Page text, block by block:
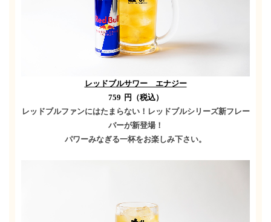
レッドブルサワー エナジー
759 円（税込）
レッドブルファンにはたまらない！レッドブルシリーズ新フレー
バーが新登場！
パワーみなぎる一杯をお楽しみ下さい。